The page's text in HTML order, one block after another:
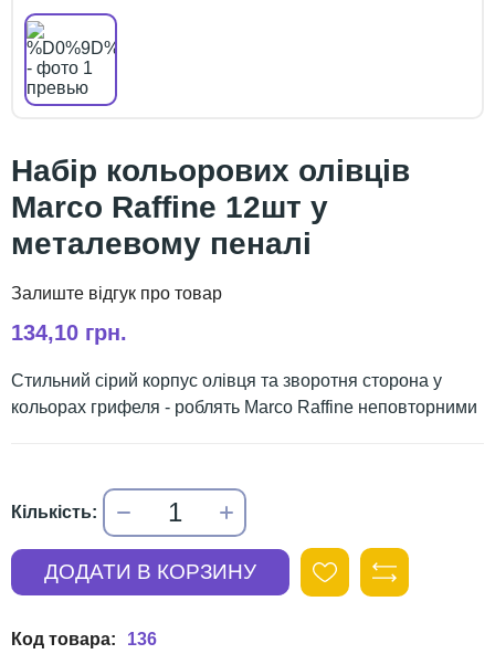
Набір кольорових олівців
Marco Raffine 12шт у
металевому пеналі
134,10 грн.
Стильний сірий корпус олівця та зворотня сторона у
кольорах грифеля - роблять Marco Raffine неповторними
136